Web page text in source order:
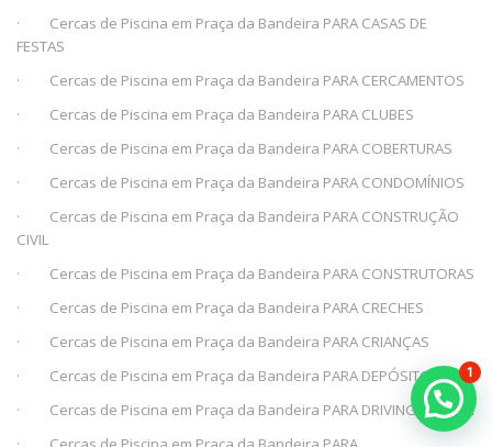
· Cercas de Piscina em Praça da Bandeira PARA CASAS DE
FESTAS
· Cercas de Piscina em Praça da Bandeira PARA CERCAMENTOS
· Cercas de Piscina em Praça da Bandeira PARA CLUBES
· Cercas de Piscina em Praça da Bandeira PARA COBERTURAS
· Cercas de Piscina em Praça da Bandeira PARA CONDOMÍNIOS
· Cercas de Piscina em Praça da Bandeira PARA CONSTRUÇÃO
CIVIL
· Cercas de Piscina em Praça da Bandeira PARA CONSTRUTORAS
· Cercas de Piscina em Praça da Bandeira PARA CRECHES
· Cercas de Piscina em Praça da Bandeira PARA CRIANÇAS
· Cercas de Piscina em Praça da Bandeira PARA DEPÓSITOS
· Cercas de Piscina em Praça da Bandeira PARA DRIVING RANGER
1